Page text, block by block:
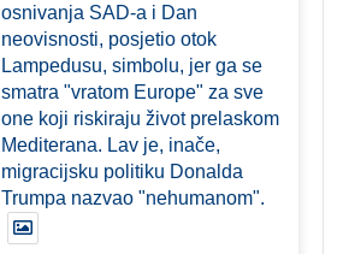
osnivanja SAD-a i Dan
neovisnosti, posjetio otok
Lampedusu, simbolu, jer ga se
smatra "vratom Europe" za sve
one koji riskiraju život prelaskom
Mediterana. Lav je, inače,
migracijsku politiku Donalda
Trumpa nazvao "nehumanom".